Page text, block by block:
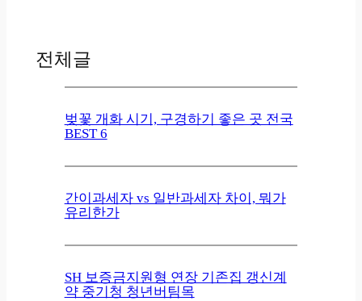
전체글
벚꽃 개화 시기, 구경하기 좋은 곳 전국
BEST 6
간이과세자 vs 일반과세자 차이, 뭐가
유리한가
SH 보증금지원형 연장 기존집 갱신계
약 중기청 청년버팀목